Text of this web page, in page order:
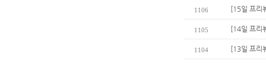
1106 [15일 프리
1105 [14일 프리
1104 [13일 프리